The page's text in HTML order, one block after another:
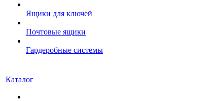
Ящики для ключей
Почтовые ящики
Гардеробные системы
Каталог